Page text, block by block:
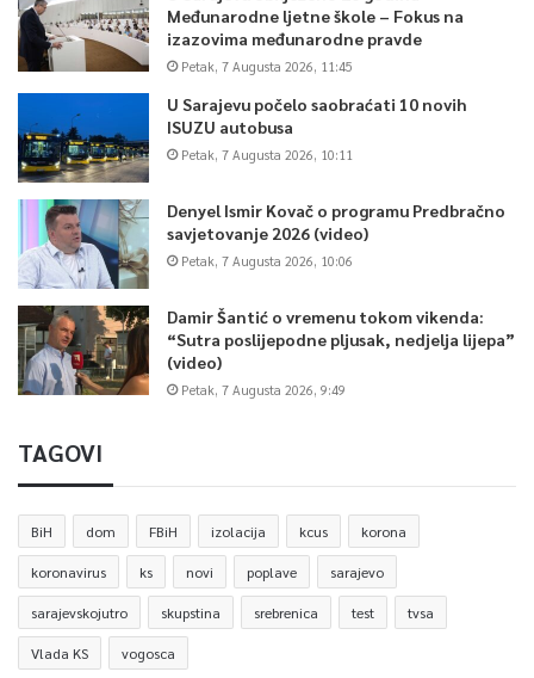
Međunarodne ljetne škole – Fokus na
izazovima međunarodne pravde
Petak, 7 Augusta 2026, 11:45
U Sarajevu počelo saobraćati 10 novih
ISUZU autobusa
Petak, 7 Augusta 2026, 10:11
Denyel Ismir Kovač o programu Predbračno
savjetovanje 2026 (video)
Petak, 7 Augusta 2026, 10:06
Damir Šantić o vremenu tokom vikenda:
“Sutra poslijepodne pljusak, nedjelja lijepa”
(video)
Petak, 7 Augusta 2026, 9:49
TAGOVI
BiH dom FBiH izolacija kcus korona
koronavirus ks novi poplave sarajevo
sarajevskojutro skupstina srebrenica test tvsa
Vlada KS vogosca